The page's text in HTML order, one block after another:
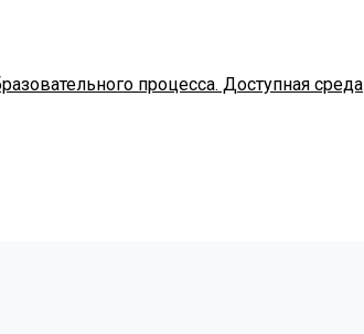
процесса. Доступная среда